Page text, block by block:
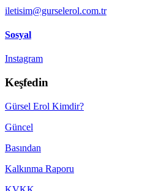
iletisim@gurselerol.com.tr
Sosyal
Instagram
Keşfedin
Gürsel Erol Kimdir?
Güncel
Basından
Kalkınma Raporu